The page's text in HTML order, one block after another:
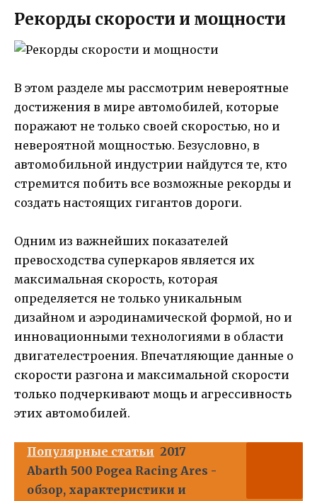
Рекорды скорости и мощности
В этом разделе мы рассмотрим невероятные
достижения в мире автомобилей, которые
поражают не только своей скоростью, но и
невероятной мощностью. Безусловно, в
автомобильной индустрии найдутся те, кто
стремится побить все возможные рекорды и
создать настоящих гигантов дороги.
Одним из важнейших показателей
превосходства суперкаров является их
максимальная скорость, которая
определяется не только уникальным
дизайном и аэродинамической формой, но и
инновационными технологиями в области
двигателестроения. Впечатляющие данные о
скорости разгона и максимальной скорости
только подчеркивают мощь и агрессивность
этих автомобилей.
Популярные статьи 2017
Abarth 500 Pogea Racing Ares -
обзор, характеристики и